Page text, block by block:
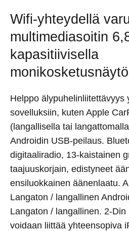
Wifi-yhteydellä
multimediasoitin
kapasitiivisella
Helppo älypuhelinliitettävyys
sovelluksiin, kuten Apple
(langallisella tai
Androidin USB-peilaus.
digitaaliradio, 13-kaistainen
taajuuskorjain, edistyneet
ensiluokkainen äänenlaatu.
Langaton / langallinen
Langaton / langallinen. 2-
voidaan liittää yhteensopiva